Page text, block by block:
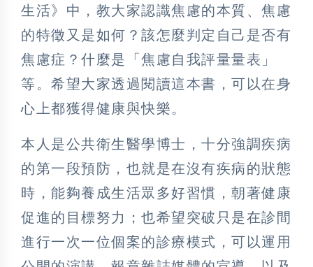
生活》中，教大家認識焦慮的本質、焦慮
的特徵又是如何？該怎麼判定自己是否有
焦慮症？什麼是「焦慮自我評量量表」
等。希望大家透過閱讀這本書，可以在身
心上都獲得健康與快樂。
本人是公共衛生醫學博士，十分強調疾病
的第一段預防，也就是在沒有疾病的狀態
時，能夠養成生活眾多好習慣，朝著健康
促進的目標努力；也希望突破只是在診間
進行一次一位個案的診療模式，可以運用